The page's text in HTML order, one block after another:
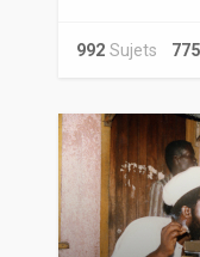
992Sujets